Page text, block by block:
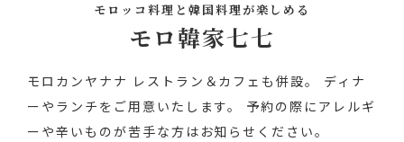
モロッコ料理と韓国料理が楽しめる
モロ韓家七七
モロカンヤナナ レストラン＆カフェも併設。
ディナ
ーやランチをご用意いたします。
予約の際にアレルギ
ーや辛いものが苦手な方はお知らせください。